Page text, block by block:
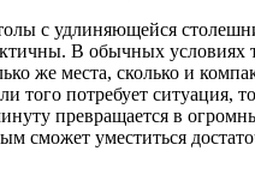
с удлиняющейся
В обычных условиях
же места, сколько и
того потребует ситуация,
превращается в
сможет уместиться